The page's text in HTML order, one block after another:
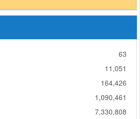
63
11,051
164,426
1,090,461
7,330,808